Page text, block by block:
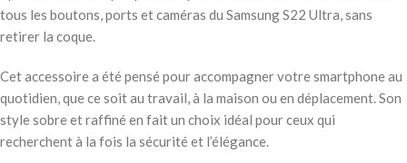
tous les boutons, ports et caméras du Samsung S22 Ultra, sans
retirer la coque.
Cet accessoire a été pensé pour accompagner votre smartphone au
quotidien, que ce soit au travail, à la maison ou en déplacement. Son
style sobre et raffiné en fait un choix idéal pour ceux qui
recherchent à la fois la sécurité et l’élégance.